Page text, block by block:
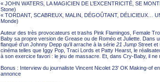
« JOHN WATERS, LA MAGICIEN DE L’EXCENTRICITÉ, SE
Stone)
« TORDANT, SCABREUX, MALIN, DÉGOÛTANT, DÉLICIEUX…
Monde)
Auteur des très provocateurs et trashs Pink Flamingos, Female
Baby sa propre version de Grease ou de Roméo et Juliette. Dans
flanqué d’un Johnny Depp qu’il arrache à la série 21 Jump Street et
cinéma telles que Iggy Pop, Traci Lords et Patty Hearst, le
à son exercice favori : le jeu de massacre. Et, dans Cry-Baby, il ne
Bonus : Interview du journaliste Vincent Nicolet 23' OK Making-of
annonce